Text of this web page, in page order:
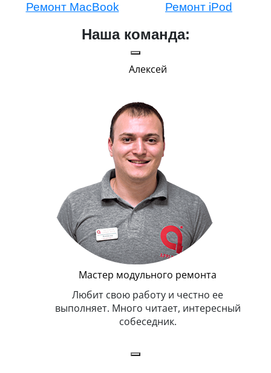
Ремонт MacBook Ремонт iPod
Наша команда:
Алексей
Мастер модульного ремонта
Любит свою работу и честно ее
выполняет. Много читает, интересный
собеседник.